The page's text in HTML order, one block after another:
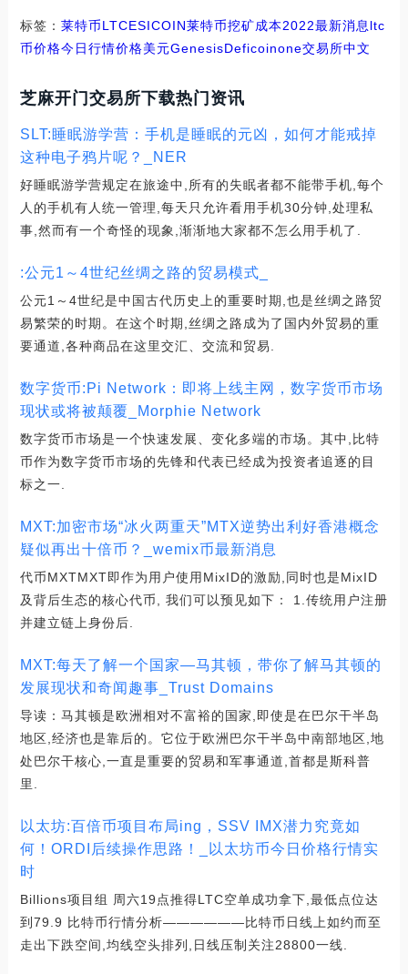
标签： 莱特币LTCESICOIN莱特币挖矿成本2022最新消息 ltc
币价格今日行情价格美元GenesisDeficoinone交易所中文
芝麻开门交易所下载热门资讯
SLT:睡眠游学营：手机是睡眠的元凶，如何才能戒掉
这种电子鸦片呢？_NER
好睡眠游学营规定在旅途中,所有的失眠者都不能带手机,每个
人的手机有人统一管理,每天只允许看用手机30分钟,处理私
事,然而有一个奇怪的现象,渐渐地大家都不怎么用手机了.
:公元1～4世纪丝绸之路的贸易模式_
公元1～4世纪是中国古代历史上的重要时期,也是丝绸之路贸
易繁荣的时期。在这个时期,丝绸之路成为了国内外贸易的重
要通道,各种商品在这里交汇、交流和贸易.
数字货币:Pi Network：即将上线主网，数字货币市场
现状或将被颠覆_Morphie Network
数字货币市场是一个快速发展、变化多端的市场。其中,比特
币作为数字货币市场的先锋和代表已经成为投资者追逐的目
标之一.
MXT:加密市场“冰火两重天”MTX逆势出利好香港概念
疑似再出十倍币？_wemix币最新消息
代币MXTMXT即作为用户使用MixID的激励,同时也是MixID
及背后生态的核心代币, 我们可以预见如下： 1.传统用户注册
并建立链上身份后.
MXT:每天了解一个国家—马其顿，带你了解马其顿的
发展现状和奇闻趣事_Trust Domains
导读：马其顿是欧洲相对不富裕的国家,即使是在巴尔干半岛
地区,经济也是靠后的。它位于欧洲巴尔干半岛中南部地区,地
处巴尔干核心,一直是重要的贸易和军事通道,首都是斯科普
里.
以太坊:百倍币项目布局ing，SSV IMX潜力究竟如
何！ORDI后续操作思路！_以太坊币今日价格行情实
时
Billions项目组 周六19点推得LTC空单成功拿下,最低点位达
到79.9 比特币行情分析——————比特币日线上如约而至
走出下跌空间,均线空头排列,日线压制关注28800一线.